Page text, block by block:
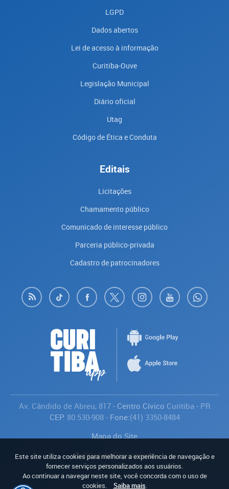
LGPD
Dados abertos
Lei de acesso à informação
Curitiba-Ouve
Legislação Municipal
Diário oficial
Utag
Código de Ética e Conduta
Editais
Licitações
Chamamento público
Comunicado de interesse público
Parceria público-privada
Cadastro de patrocinadores
Av. Cândido de Abreu, 817- Centro Cívico Curitiba- PR
CEP: 80.530-908- Fone:(41) 3350-8484
Mapa do Site
Política de Privacidade
Avaliar
Este site utiliza cookies para melhorar a experiência de navegação e
fornecer serviços personalizados aos usuários.
Ao continuar a navegar neste site, você concorda com o uso de
cookies.
Saiba mais.